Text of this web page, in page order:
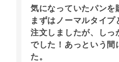
気になっていたパンを
まずはノーマルタイプ
注文しましたが、しっ
でした！あっという間
た。